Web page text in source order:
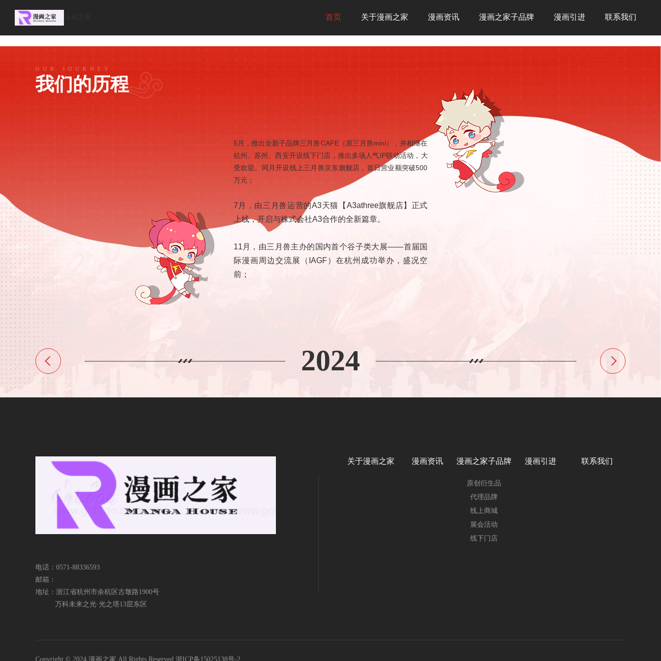
首页 关于漫画之家 漫画资讯 漫画之家子品牌 漫画引进 联系我们
OUR JOURNEY
我们的历程
6月，三月兽重庆店开业，之后随着杭州店、上海店、苏
州店等陆续开业，三月兽线下门店开始在全国拓展；
11月，三月兽天猫旗舰店首次参加双十一活动，总销售
额超5000万元，进入潮流玩具类全网TOP 3，成为当年
度该品类黑马。
5月，推出全新子品牌三月兽CAFE（原三月兽mini），并相继在
杭州、苏州、西安开设线下门店，推出多场人气IP联动活动，大
受欢迎。同月开设线上三月兽京东旗舰店，首日营业额突破500
万元；
7月，由三月兽运营的A3天猫【A3athree旗舰店】正式
上线，开启与株式会社A3合作的全新篇章。
11月，由三月兽主办的国内首个谷子类大展——首届国
际漫画周边交流展（IAGF）在杭州成功举办，盛况空
前；
2021 2022 2023 2024
电话：0571-88336593
邮箱：
地址：浙江省杭州市余杭区古墩路1900号
万科未来之光·光之塔13层东区
关于漫画之家 漫画资讯 漫画之家子品牌
原创衍生品
代理品牌
线上商城
展会活动
线下门店
漫画引进 联系我们
Copyright © 2024 漫画之家 All Rights Reserved 浙ICP备15025138号-2